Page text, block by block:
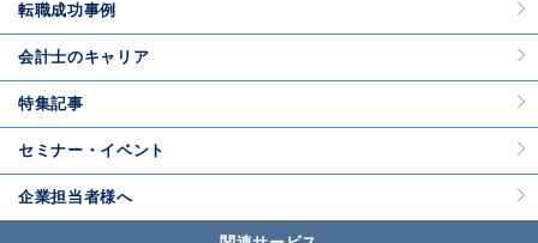
転職成功事例
会計士のキャリア
特集記事
セミナー・イベント
企業担当者様へ